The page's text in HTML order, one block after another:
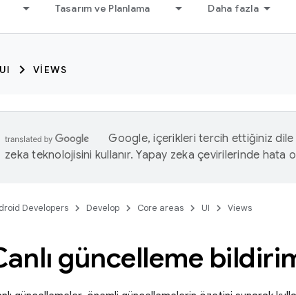
Tasarım ve Planlama Daha fazla
UI VIEWS
Google, içerikleri tercih ettiğiniz
zeka teknolojisini kullanır. Yapay zeka çevirilerinde hata
Developers Develop Core areas UI Views
güncelleme